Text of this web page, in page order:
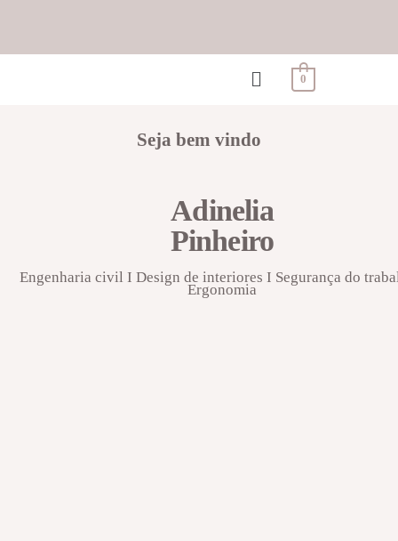
0
Seja bem vindo
Adinelia
Pinheiro
Engenharia civil I Design de interiores I Segurança do
Ergonomia